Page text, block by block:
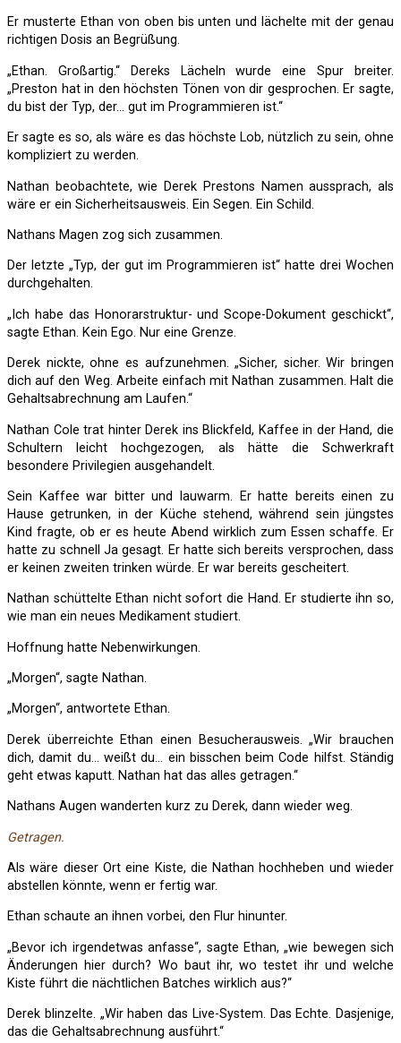
Er musterte Ethan von oben bis unten und lächelte mit der genau
richtigen Dosis an Begrüßung.
„Ethan. Großartig.“ Dereks Lächeln wurde eine Spur breiter.
„Preston hat in den höchsten Tönen von dir gesprochen. Er sagte,
du bist der Typ, der… gut im Programmieren ist.“
Er sagte es so, als wäre es das höchste Lob, nützlich zu sein, ohne
kompliziert zu werden.
Nathan beobachtete, wie Derek Prestons Namen aussprach, als
wäre er ein Sicherheitsausweis. Ein Segen. Ein Schild.
Nathans Magen zog sich zusammen.
Der letzte „Typ, der gut im Programmieren ist“ hatte drei Wochen
durchgehalten.
„Ich habe das Honorarstruktur- und Scope-Dokument geschickt“,
sagte Ethan. Kein Ego. Nur eine Grenze.
Derek nickte, ohne es aufzunehmen. „Sicher, sicher. Wir bringen
dich auf den Weg. Arbeite einfach mit Nathan zusammen. Halt die
Gehaltsabrechnung am Laufen.“
Nathan Cole trat hinter Derek ins Blickfeld, Kaffee in der Hand, die
Schultern leicht hochgezogen, als hätte die Schwerkraft
besondere Privilegien ausgehandelt.
Sein Kaffee war bitter und lauwarm. Er hatte bereits einen zu
Hause getrunken, in der Küche stehend, während sein jüngstes
Kind fragte, ob er es heute Abend wirklich zum Essen schaffe. Er
hatte zu schnell Ja gesagt. Er hatte sich bereits versprochen, dass
er keinen zweiten trinken würde. Er war bereits gescheitert.
Nathan schüttelte Ethan nicht sofort die Hand. Er studierte ihn so,
wie man ein neues Medikament studiert.
Hoffnung hatte Nebenwirkungen.
„Morgen“, sagte Nathan.
„Morgen“, antwortete Ethan.
Derek überreichte Ethan einen Besucherausweis. „Wir brauchen
dich, damit du… weißt du… ein bisschen beim Code hilfst. Ständig
geht etwas kaputt. Nathan hat das alles getragen.“
Nathans Augen wanderten kurz zu Derek, dann wieder weg.
Getragen.
Als wäre dieser Ort eine Kiste, die Nathan hochheben und wieder
abstellen könnte, wenn er fertig war.
Ethan schaute an ihnen vorbei, den Flur hinunter.
„Bevor ich irgendetwas anfasse“, sagte Ethan, „wie bewegen sich
Änderungen hier durch? Wo baut ihr, wo testet ihr und welche
Kiste führt die nächtlichen Batches wirklich aus?“
Derek blinzelte. „Wir haben das Live-System. Das Echte. Dasjenige,
das die Gehaltsabrechnung ausführt.“